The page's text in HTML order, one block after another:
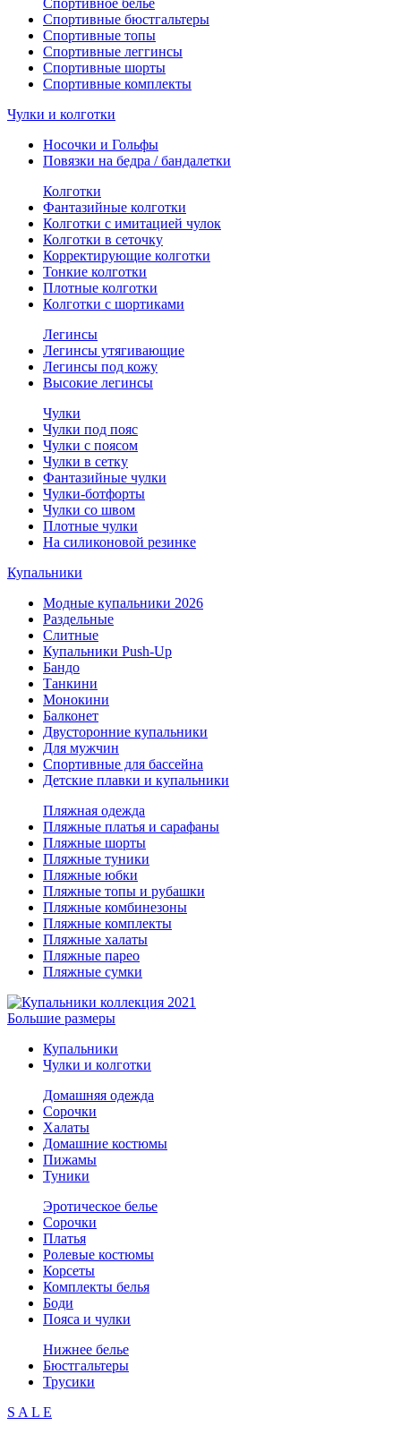
Спортивное белье
Спортивные бюстгальтеры
Спортивные топы
Спортивные леггинсы
Спортивные шорты
Спортивные комплекты
Чулки и колготки
Носочки и Гольфы
Повязки на бедра / бандалетки
Колготки
Фантазийные колготки
Колготки с имитацией чулок
Колготки в сеточку
Корректирующие колготки
Тонкие колготки
Плотные колготки
Колготки с шортиками
Легинсы
Легинсы утягивающие
Легинсы под кожу
Высокие легинсы
Чулки
Чулки под пояс
Чулки с поясом
Чулки в сетку
Фантазийные чулки
Чулки-ботфорты
Чулки со швом
Плотные чулки
На силиконовой резинке
Купальники
Модные купальники 2026
Раздельные
Слитные
Купальники Push-Up
Бандо
Танкини
Монокини
Балконет
Двусторонние купальники
Для мужчин
Спортивные для бассейна
Детские плавки и купальники
Пляжная одежда
Пляжные платья и сарафаны
Пляжные шорты
Пляжные туники
Пляжные юбки
Пляжные топы и рубашки
Пляжные комбинезоны
Пляжные комплекты
Пляжные халаты
Пляжные парео
Пляжные сумки
Большие размеры
Купальники
Чулки и колготки
Домашняя одежда
Сорочки
Халаты
Домашние костюмы
Пижамы
Туники
Эротическое белье
Сорочки
Платья
Ролевые костюмы
Корсеты
Комплекты белья
Боди
Пояса и чулки
Нижнее белье
Бюстгальтеры
Трусики
S A L E